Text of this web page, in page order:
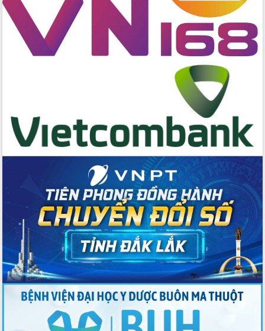
Sôi nổi Hội đua ngựa truyền thống Gò
Thì Thùng mừng Xuân Bính Ngọ 2026
Lãnh đạo tỉnh dâng hương tưởng niệm
tại Đập Đồng Cam đầu Xuân Bính Ngọ
2026
Đắk Lắk tập trung toàn lực khắc phục
tồn tại IUU, sẵn sàng làm việc với
Đoàn thanh tra EC
Chủ tịch UBND tỉnh Tạ Anh Tuấn thăm,
chúc mừng các bệnh viện nhân Ngày
Thầy thuốc Việt Nam
Rộn ràng lễ hội truyền thống Sông
nước Đà Nông lần thứ I năm 2026
Kỳ họp Chuyên đề lần thứ Năm, HĐND
tỉnh Đắk Lắk thông qua các nghị quyết
quan trọng
Thống nhất danh sách giới thiệu ứng
cử đại biểu Quốc hội khoá XVI và đại
biểu HĐND tỉnh Đắk Lắk, nhiệm kỳ
Phát động hai phong trào thi đua quan